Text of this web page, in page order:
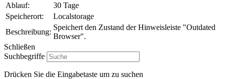
Ablauf:
30 Tage
Speicherort:
Localstorage
Beschreibung:
Speichert den Zustand der Hinweisleiste "Outdated
Browser".
Schließen
Suchbegriffe
Drücken Sie die Eingabetaste um zu suchen